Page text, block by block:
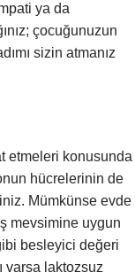
ya da
çocuğunuzun
sizin atmanız
etmeleri konusunda
hücrelerinin de
Mümkünse evde
mevsimine uygun
besleyici değeri
varsa laktozsuz